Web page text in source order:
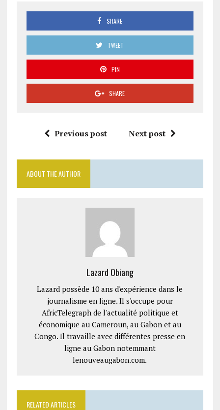
SHARE
TWEET
PIN
SHARE
Previous post Next post
ABOUT THE AUTHOR
Lazard Obiang
Lazard possède 10 ans d'expérience dans le
journalisme en ligne. Il s'occupe pour
AfricTelegraph de l'actualité politique et
économique au Cameroun, au Gabon et au
Congo. Il travaille avec différentes presse en
ligne au Gabon notemmant
lenouveaugabon.com.
RELATED ARTICLES